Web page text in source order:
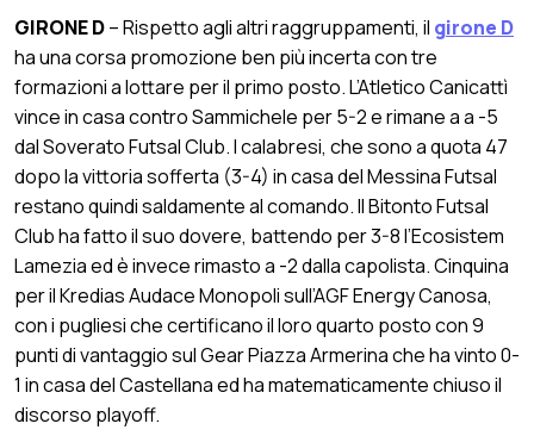
GIRONE D– Rispetto agli altri raggruppamenti, il girone D
ha una corsa promozione ben più incerta con tre
formazioni a lottare per il primo posto. L’Atletico Canicattì
vince in casa contro Sammichele per 5-2 e rimane a a -5
dal Soverato Futsal Club. I calabresi, che sono a quota 47
dopo la vittoria sofferta (3-4) in casa del Messina Futsal
restano quindi saldamente al comando. Il Bitonto Futsal
Club ha fatto il suo dovere, battendo per 3-8 l’Ecosistem
Lamezia ed è invece rimasto a -2 dalla capolista. Cinquina
per il Kredias Audace Monopoli sull’AGF Energy Canosa,
con i pugliesi che certificano il loro quarto posto con 9
punti di vantaggio sul Gear Piazza Armerina che ha vinto 0-
1 in casa del Castellana ed ha matematicamente chiuso il
discorso playoff.